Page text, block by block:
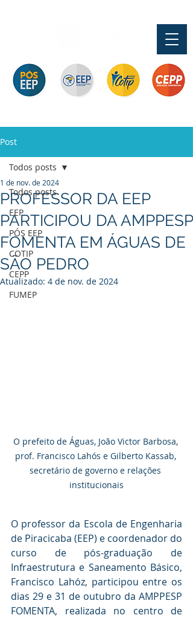
Post
Todos posts
EEP
PÓS EEP
COTIP
CEPP
FUMEP
Todos posts
PROFESSOR DA EEP
PARTICIPOU DA AMPPESP
FOMENTA EM ÁGUAS DE
SÃO PEDRO
1 de nov. de 2024
Atualizado: 4 de nov. de 2024
O prefeito de Águas, João Victor Barbosa,
prof. Francisco Lahós e Gilberto Kassab,
secretário de governo e relações
institucionais
O professor da Escola de Engenharia
de Piracicaba (EEP) e coordenador do
curso de pós-graduação de
Infraestrutura e Saneamento Básico,
Francisco Lahóz, participou entre os
dias 29 e 31 de outubro da AMPPESP
FOMENTA, realizada no centro de